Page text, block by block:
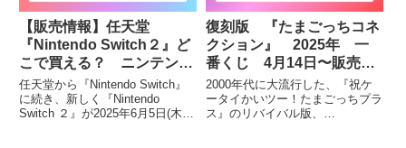
【販売情報】任天堂
『Nintendo Switch２』ど
こで買える？ ニンテンド
ウ スイッチ2 抽選販
売 まとめ 2025年 6月
5日発売
任天堂から『Nintendo Switch』
に続き、新しく『Nintendo
Switch ２』が2025年6月5日(木)
復刻版 『たまごっちコネ
クション』 2025年 一
番くじ 4月14日〜販売
3弾 3月1日〜予約開始
《3月22日発売》 2024
年 再販 再入荷 １弾
2000年代に大流行した、『祝ケ
ータイかいツー！たまごっちプラ
ス』のリバイバル版、